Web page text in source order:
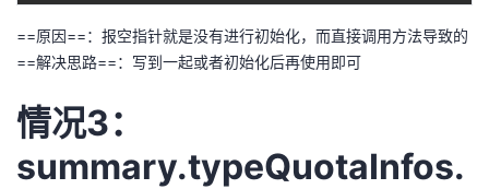
==原因==：报空指针就是没有进行初始化，而直接调用方法导致的
==解决思路==：写到一起或者初始化后再使用即可
情况3：
summary.typeQuotaInfos.